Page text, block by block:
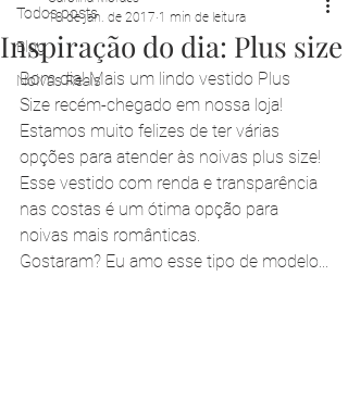
Todos posts
Blog
Noivas Reais
Inspiração do dia: Plus size
18 de jan. de 2017 1 min de leitura
Bom dia! Mais um lindo vestido Plus
Size recém-chegado em nossa loja!
Estamos muito felizes de ter várias
opções para atender às noivas plus size!
Esse vestido com renda e transparência
nas costas é um ótima opção para
noivas mais românticas.
Gostaram? Eu amo esse tipo de modelo...